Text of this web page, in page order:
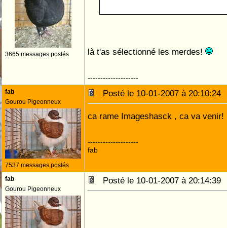
3665 messages postés là t'as sélectionné les merdes!
--------------------
fab
Gourou Pigeonneux
7537 messages postés
Posté le 10-01-2007 à
ca rame Imageshasck , ca va venir!
--------------------
fab
fab
Gourou Pigeonneux
Posté le 10-01-2007 à